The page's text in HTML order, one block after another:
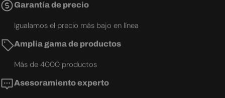
Garantía de precio
Igualamos el precio más bajo en línea
Amplia gama de productos
Más de 4000 productos
Asesoramiento experto